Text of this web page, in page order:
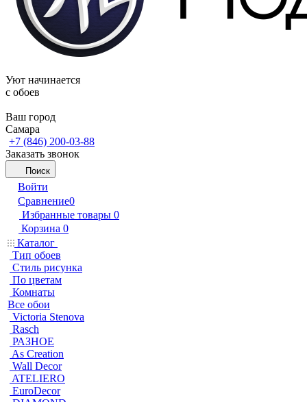
Уют начинается
c обоев
Ваш город
Самара
+7 (846) 200-03-88
Заказать звонок
Поиск
Войти
Сравнение0
Избранные товары 0
Корзина 0
Каталог
Тип обоев
Стиль рисунка
По цветам
Комнаты
Все обои
Victoria Stenova
Rasch
РАЗНОЕ
As Creation
Wall Decor
ATELIERO
EuroDecor